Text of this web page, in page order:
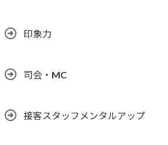
印象力
司会・MC
接客スタッフメンタルアップ